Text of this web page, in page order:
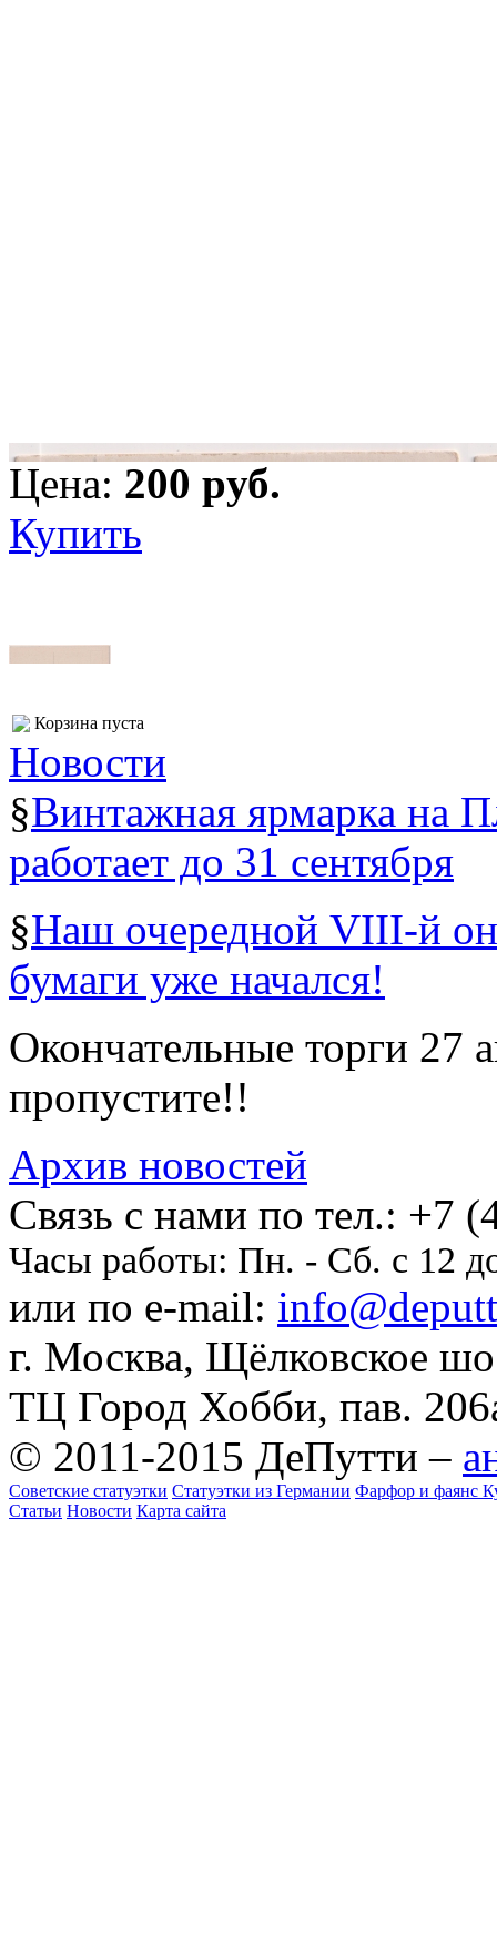
Цена: 200 pуб.
Купить
Корзина пуста
Новости
§Винтажная ярмарка на
работает до 31 сентября
§Наш очередной VIII-й
бумаги уже начался!
Окончательные торги 27
пропустите!!
Архив новостей
Cвязь с нами по тел.: +7
Часы работы: Пн. - Сб. с 12
или по e-mail:
г. Москва, Щёлковское
ТЦ Город Хобби, пав.
© 2011-2015 ДеПутти –
Советские статуэтки Статуэтки из Германии Фарфор и фаянс
Статьи Новости Карта сайта